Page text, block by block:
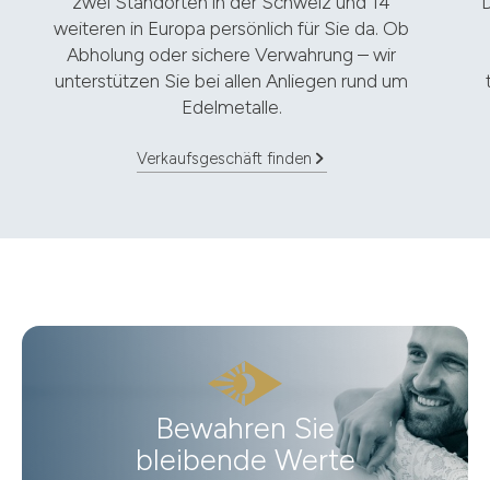
weiteren in Europa persönlich für Sie da. Ob
Abholung oder sichere Verwahrung – wir
unterstützen Sie bei allen Anliegen rund um
Edelmetalle.
Verkaufsgeschäft finden
Bewahren Sie
bleibende Werte